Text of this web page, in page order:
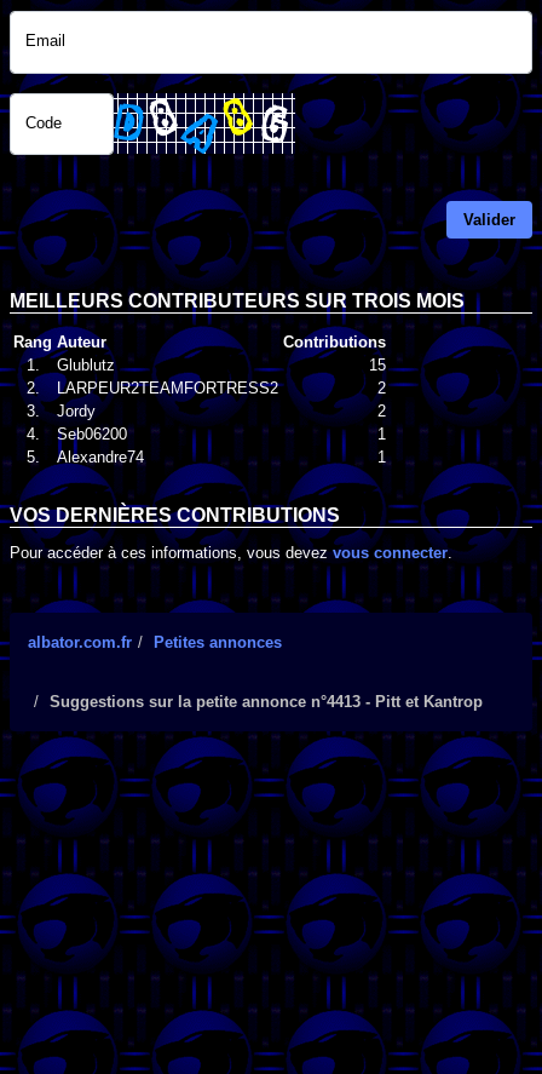
Email
Code
Valider
MEILLEURS CONTRIBUTEURS SUR TROIS MOIS
Rang Auteur
Contributions
1.
Glublutz
15
2.
LARPEUR2TEAMFORTRESS2
2
3.
Jordy
2
4.
Seb06200
1
5.
Alexandre74 1
VOS DERNIÈRES CONTRIBUTIONS
Pour accéder à ces informations, vous devezvous connecter.
albator.com.fr Petites annonces
Suggestions sur la petite annonce n°4413 - Pitt et Kantrop